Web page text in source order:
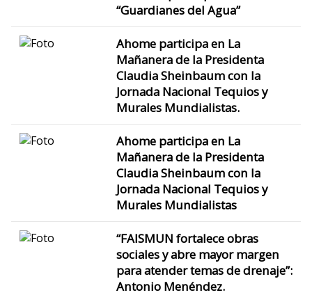
“Guardianes del Agua”
Ahome participa en La
Mañanera de la Presidenta
Claudia Sheinbaum con la
Jornada Nacional Tequios y
Murales Mundialistas.
Ahome participa en La
Mañanera de la Presidenta
Claudia Sheinbaum con la
Jornada Nacional Tequios y
Murales Mundialistas
“FAISMUN fortalece obras
sociales y abre mayor margen
para atender temas de drenaje”:
Antonio Menéndez.